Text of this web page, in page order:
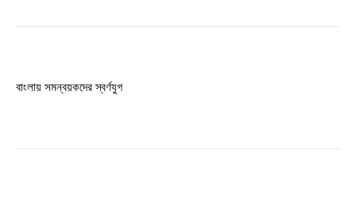
Praesent euismod ac
বাংলায় সমন্বয়কদের স্বর্ণযুগ